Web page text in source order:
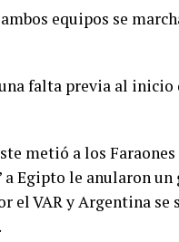
equipos se
falta previa al
metió a los Faraones
a Egipto le anularon
el VAR y Argentina se